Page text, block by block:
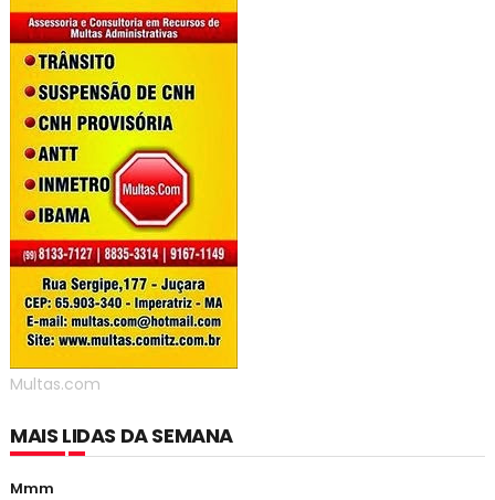
Multas.com
MAIS LIDAS DA SEMANA
Mmm